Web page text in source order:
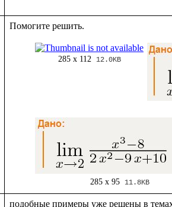
285 x 112 12.0KB
285 x 95 11.8KB